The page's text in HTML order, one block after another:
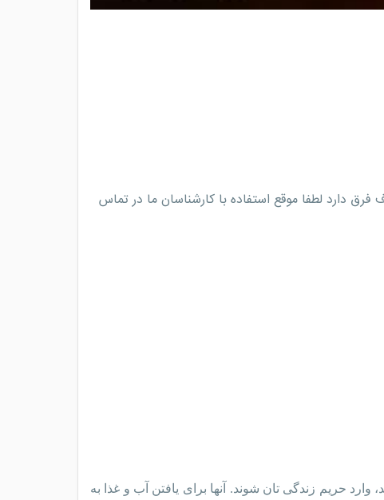
مکانی , نحوه مصرف فرق دارد لطفا موقع استفاده با کارشناسان ما در تماس
حریم زندگی تان شوند. آنها برای یافتن آب و غذا به